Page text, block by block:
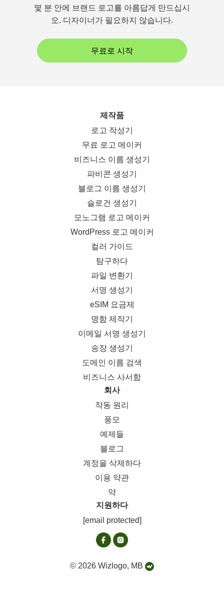
몇 분 안에 브랜드 로고를 아름답게 만드십시
오. 디자이너가 필요하지 않습니다.
무료로 시작
제작품
로고 작성기
무료 로고 메이커
비즈니스 이름 생성기
파비콘 생성기
블로그 이름 생성기
슬로건 생성기
모노그램 로고 메이커
WordPress 로고 메이커
컬러 가이드
탐구하다
파일 변환기
서명 생성기
eSIM 요금제
명함 제작기
이메일 서명 생성기
송장 생성기
도메인 이름 검색
비즈니스 사서함
회사
작동 원리
풍모
예제들
블로그
계정을 삭제하다
이용 약관
약
지원하다
[email protected]
© 2026 Wizlogo, MB